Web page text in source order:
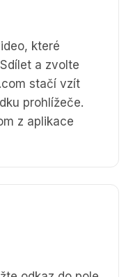
které
a zvolte
stačí vzít
prohlížeče.
z aplikace